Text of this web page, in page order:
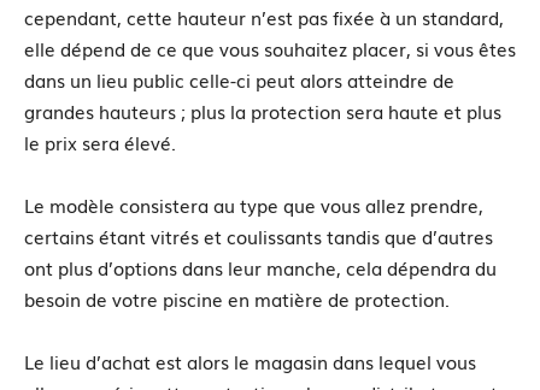
cependant, cette hauteur n’est pas fixée à un standard,
elle dépend de ce que vous souhaitez placer, si vous êtes
dans un lieu public celle-ci peut alors atteindre de
grandes hauteurs ; plus la protection sera haute et plus
le prix sera élevé.
Le modèle consistera au type que vous allez prendre,
certains étant vitrés et coulissants tandis que d’autres
ont plus d’options dans leur manche, cela dépendra du
besoin de votre piscine en matière de protection.
Le lieu d’achat est alors le magasin dans lequel vous